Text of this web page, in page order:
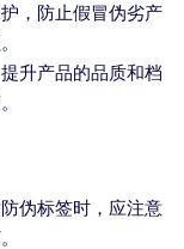
，防止假冒伪劣产
升产品的品质和档
伪标签时，应注意